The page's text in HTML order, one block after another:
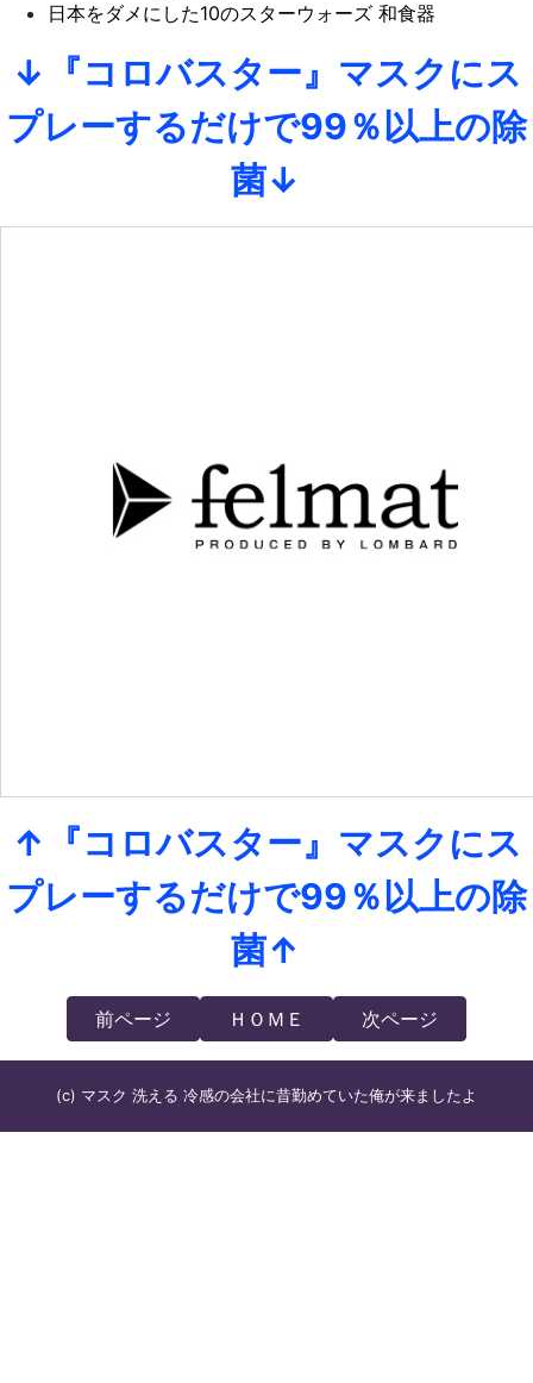
日本をダメにした10のスターウォーズ 和食器
↓『コロバスター』マスクにス
プレーするだけで99％以上の除
菌↓
↑『コロバスター』マスクにス
プレーするだけで99％以上の除
菌↑
前ページ ＨＯＭＥ 次ページ
(c) マスク 洗える 冷感の会社に昔勤めていた俺が来ましたよ